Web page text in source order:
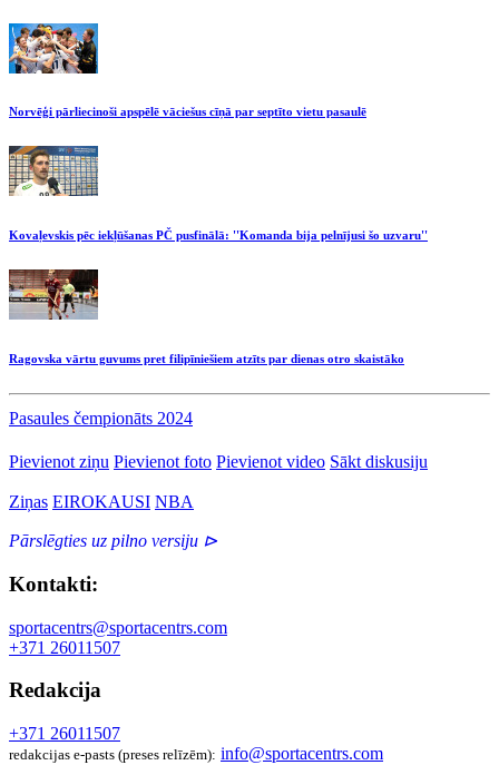
Norvēģi pārliecinoši apspēlē vāciešus cīņā par septīto vietu pasaulē
Kovaļevskis pēc iekļūšanas PČ pusfinālā: ''Komanda bija pelnījusi šo uzvaru''
Ragovska vārtu guvums pret filipīniešiem atzīts par dienas otro skaistāko
Pasaules čempionāts 2024
Pievienot ziņu Pievienot foto Pievienot video Sākt diskusiju
Ziņas EIROKAUSI NBA
Pārslēgties uz pilno versiju ⊳
Kontakti:
sportacentrs@sportacentrs.com
+371 26011507
Redakcija
+371 26011507
redakcijas e-pasts (preses relīzēm): info@sportacentrs.com